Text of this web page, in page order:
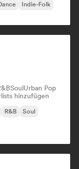
Indie-Folk
SoulUrban Pop
hinzufügen
R&B
Soul